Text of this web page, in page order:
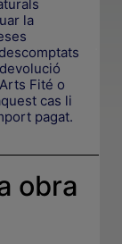
la
Fité o
cas li
pagat.
obra